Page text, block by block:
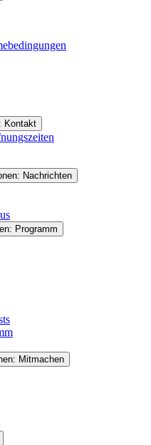
Kontakt
Nachrichten
Programm
Mitmachen